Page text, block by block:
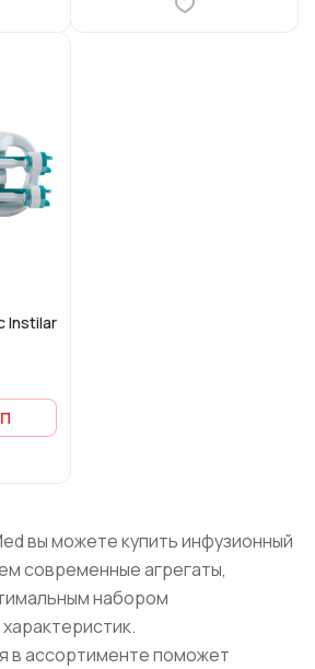
Instilar
вы можете купить инфузионный
современные агрегаты,
набором
в ассортименте поможет